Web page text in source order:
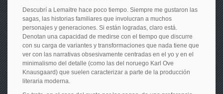
Descubrí a Lemaitre hace poco tiempo. Siempre me gustaron las
sagas, las historias familiares que involucran a muchos
personajes y generaciones. Si están logradas, claro está.
Denotan una capacidad de medirse con el tiempo que discurre
con su carga de variantes y transformaciones que nada tiene que
ver con las narrativas obsesivamente centradas en el yo y en el
minimalismo del detalle (como las del noruego Karl Ove
Knausgaard) que suelen caracterizar a parte de la producción
literaria moderna.